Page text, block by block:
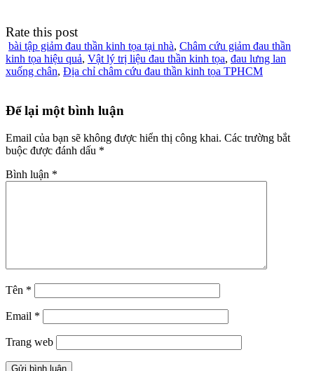
Rate this post
bài tập giảm đau thần kinh tọa tại nhà, Châm cứu giảm đau thần
kinh tọa hiệu quả, Vật lý trị liệu đau thần kinh tọa, đau lưng lan
xuống chân, Địa chỉ châm cứu đau thần kinh tọa TPHCM
Để lại một bình luận
Email của bạn sẽ không được hiển thị công khai. Các trường bắt
buộc được đánh dấu *
Bình luận *
Tên *
Email *
Trang web